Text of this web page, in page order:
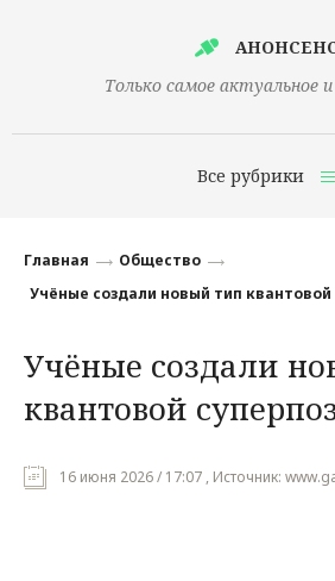
Только самое актуальное
Все рубрики
Финансы
Наука
Культура
Общество
Главная
Общество
Учёные создали новый тип квантовой
Учёные создали
квантовой
16 июня 2026 / 17:07 , Источник: